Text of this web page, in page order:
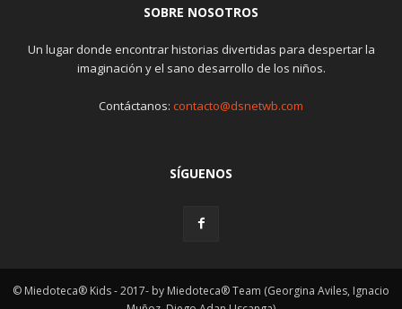
SOBRE NOSOTROS
Un lugar donde encontrar historias divertidas para despertar la
imaginación y el sano desarrollo de los niños.
Contáctanos: contacto@dsnetwb.com
SÍGUENOS
© Miedoteca® Kids - 2017- by Miedoteca® Team (Georgina Aviles, Ignacio